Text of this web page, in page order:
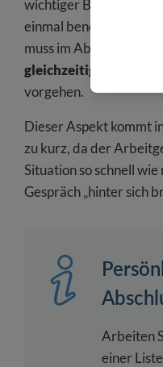
wichtiger Bestandteil
einmal benötigt ,an ihn
muss im
gleichzeitig aber
vorgehen.
Dieser Aspekt kommt
zu kurz, da der
Situation so schnell
Gespräch „hinter sich
Arbeiten
einer